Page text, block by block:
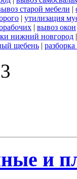
старой мебели |
| утилизация
| вывоз окон
нижний новгород
щебень |
и